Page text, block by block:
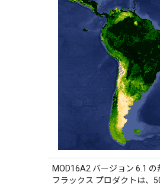
MOD16A2 バージョン 6.1
フラックス プロダクトは、